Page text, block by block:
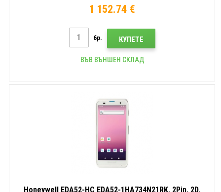
1 152.74 €
бр. КУПЕТЕ
ВЪВ ВЪНШЕН СКЛАД
Honeywell EDA52-HC EDA52-1HA734N21RK, 2Pin, 2D,